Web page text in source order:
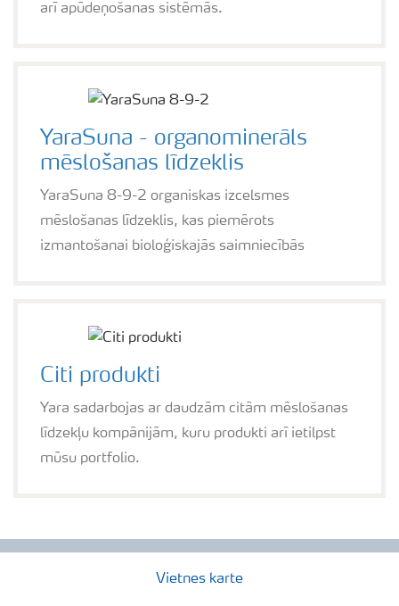
arī apūdeņošanas sistēmās.
YaraSuna - organominerāls
mēslošanas līdzeklis
YaraSuna 8-9-2 organiskas izcelsmes
mēslošanas līdzeklis, kas piemērots
izmantošanai bioloģiskajās saimniecībās
Citi produkti
Yara sadarbojas ar daudzām citām mēslošanas
līdzekļu kompānijām, kuru produkti arī ietilpst
mūsu portfolio.
Vietnes karte